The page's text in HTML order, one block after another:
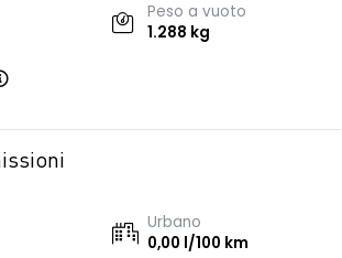
Peso a vuoto
1.288 kg
Urbano
0,00 l/100 km